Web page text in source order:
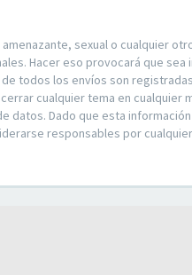
sexual o cualquier
Hacer eso provocará que
todos los envíos son
cualquier tema en
datos. Dado que esta
responsables por